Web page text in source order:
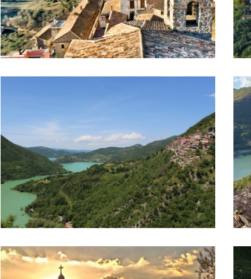
PANORAMA DI ASCREA SUL LAGO DEL TURANO VISTI
Campanile di Ascrea la tramonto